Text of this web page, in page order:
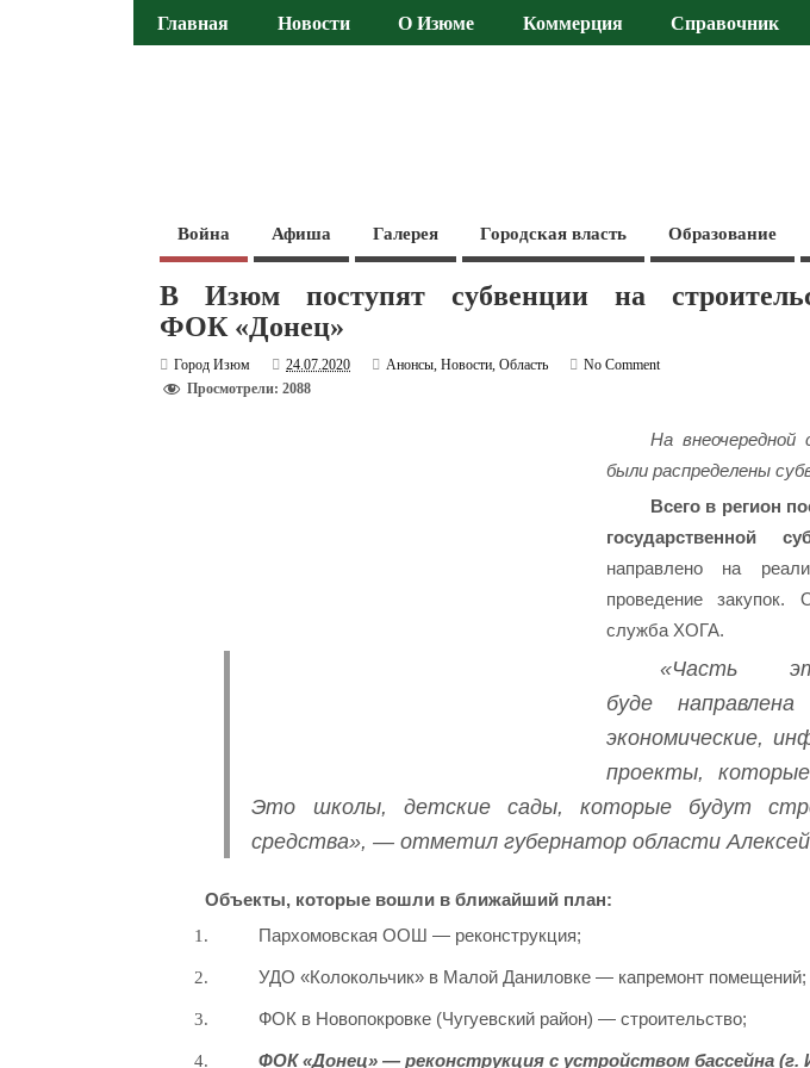
Главная Новости О Изюме Коммерция Справочник
Война Афиша Галерея Городская власть Образование
В Изюм поступят субвенции на
ФОК «Донец»
Город Изюм 24.07.2020 Анонсы,Новости,Область
No Comment
Просмотрели: 2088
На внеочередной
были распределены
Всего в регион
государственной
направлено на
проведение
служба ХОГА.
«Часть
буде
экономические,
проекты,
Это школы, детские сады, которые будут
средства», — отметил губернатор области Алексей
Объекты, которые вошли в ближайший план:
Пархомовская ООШ — реконструкция;
УДО «Колокольчик» в Малой Даниловке — капремонт помещений;
ФОК в Новопокровке (Чугуевский район) — строительство;
ФОК «Донец» — реконструкция с устройством бассейна (г.